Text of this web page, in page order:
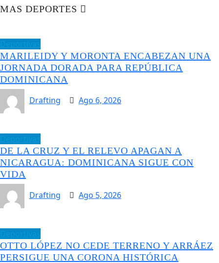
MAS DEPORTES
MARILEIDY Y MORONTA ENCABEZAN UNA
JORNADA DORADA PARA REPÚBLICA
DOMINICANA
Drafting
Ago 6, 2026
DE LA CRUZ Y EL RELEVO APAGAN A
NICARAGUA: DOMINICANA SIGUE CON
VIDA
Drafting
Ago 5, 2026
OTTO LÓPEZ NO CEDE TERRENO Y ARRÁEZ
PERSIGUE UNA CORONA HISTÓRICA